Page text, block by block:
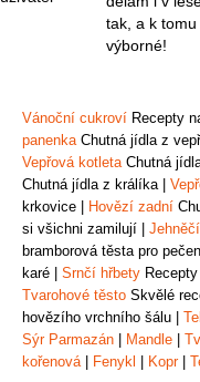
tak, a k
výborné!
Vánoční cukroví Recepty
panenkaChutná jídla z
Vepřová kotletaChutná
Chutná jídla z králíka|
krkovice
Hovězí zadní
si všichni zamilují
bramborová těsta pro
karé
Srnčí hřbety
Tvarohové těsto Skvělé
hovězího vrchního šálu
Sýr Parmazán
Mandle
kořenová| Fenykl Kopr|